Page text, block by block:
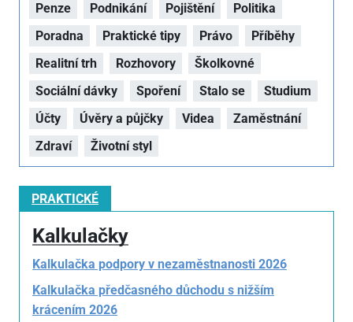
Penze
Podnikání Pojištění
Politika
Poradna
Praktické tipy Právo
Příběhy
Realitní trh
Rozhovory
Školkovné
Sociální dávky
Spoření Stalo se
Studium
Účty
Úvěry a půjčky Videa
Zaměstnání
Zdraví
Životní styl
PRAKTICKÉ
Kalkulačky
Kalkulačka podpory v nezaměstnanosti 2026
Kalkulačka předčasného důchodu s nižším
krácením 2026